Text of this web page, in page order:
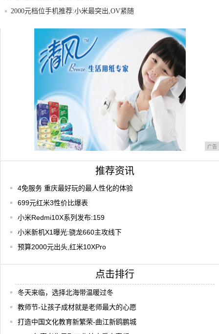
2000元档位手机推荐:小米最突出,OV紧随
华为Mate8节后降价200元!
广告
推荐资讯
4免服务 重庆最好玩的最人性化的体验
699元红米3性价比爆表
小米Redmi10X系列发布:159
小米新机X1曝光:骁龙660主攻线下
预算2000元出头,红米10XPro
点击排行
冬天来临，选择北海带温暖过冬
教师节-让孩子成材就是老师最大的心愿
打造中国文化教育新繁荣-曲江新鸥鹏城